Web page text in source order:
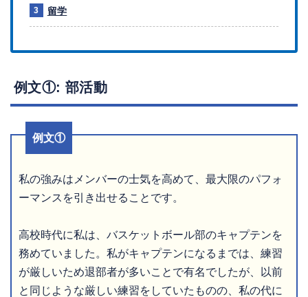
留学
例文①: 部活動
例文①
私の強みはメンバーの士気を高めて、最大限のパフォ
ーマンスを引き出せることです。
高校時代に私は、バスケットボール部のキャプテンを
務めていました。私がキャプテンになるまでは、練習
が厳しいため退部者が多いことで有名でしたが、以前
と同じような厳しい練習をしていたものの、私の代に